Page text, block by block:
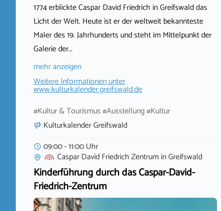
1774 erblickte Caspar David Friedrich in Greifswald das
Licht der Welt. Heute ist er der weltweit bekannteste
Maler des 19. Jahrhunderts und steht im Mittelpunkt der
Galerie der…
mehr anzeigen
Weitere Informationen unter
www.kulturkalender.greifswald.de
#Kultur & Tourismus #Ausstellung #Kultur
Kulturkalender Greifswald
09:00 - 11:00 Uhr
Caspar David Friedrich ZentruminGreifswald
Kinderführung durch das Caspar-David-
Friedrich-Zentrum